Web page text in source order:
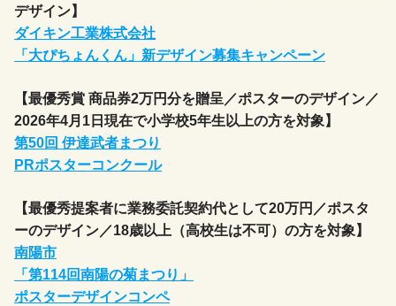
デザイン】
ダイキン工業株式会社
「大ぴちょんくん」新デザイン募集キャンペーン
【最優秀賞 商品券2万円分を贈呈／ポスターのデザイン／
2026年4月1日現在で小学校5年生以上の方を対象】
第50回 伊達武者まつり
PRポスターコンクール
【最優秀提案者に業務委託契約代として20万円／ポスタ
ーのデザイン／18歳以上（高校生は不可）の方を対象】
南陽市
「第114回南陽の菊まつり」
ポスターデザインコンペ